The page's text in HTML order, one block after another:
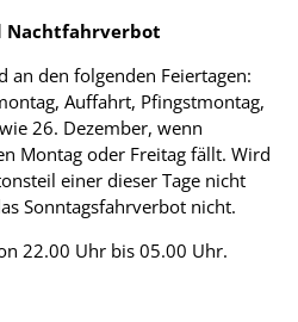
Nachtfahrverbot
an den folgenden Feiertagen:
Auffahrt, Pfingstmontag,
26. Dezember, wenn
Montag oder Freitag fällt. Wird
einer dieser Tage nicht
Sonntagsfahrverbot nicht.
22.00 Uhr bis 05.00 Uhr.